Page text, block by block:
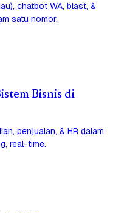
chatbot WA, blast, &
satu nomor.
Bisnis di
penjualan, & HR dalam
real-time.